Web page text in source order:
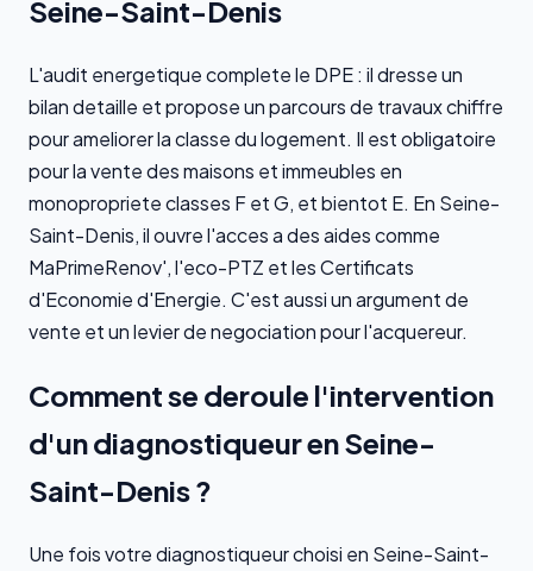
Seine-Saint-Denis
L'audit energetique complete le DPE : il dresse un
bilan detaille et propose un parcours de travaux chiffre
pour ameliorer la classe du logement. Il est obligatoire
pour la vente des maisons et immeubles en
monopropriete classes F et G, et bientot E. En Seine-
Saint-Denis, il ouvre l'acces a des aides comme
MaPrimeRenov', l'eco-PTZ et les Certificats
d'Economie d'Energie. C'est aussi un argument de
vente et un levier de negociation pour l'acquereur.
Comment se deroule l'intervention
d'un diagnostiqueur en Seine-
Saint-Denis ?
Une fois votre diagnostiqueur choisi en Seine-Saint-